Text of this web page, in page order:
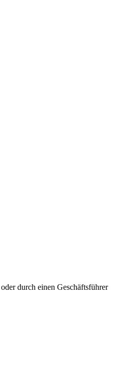
durch einen Geschäftsführer